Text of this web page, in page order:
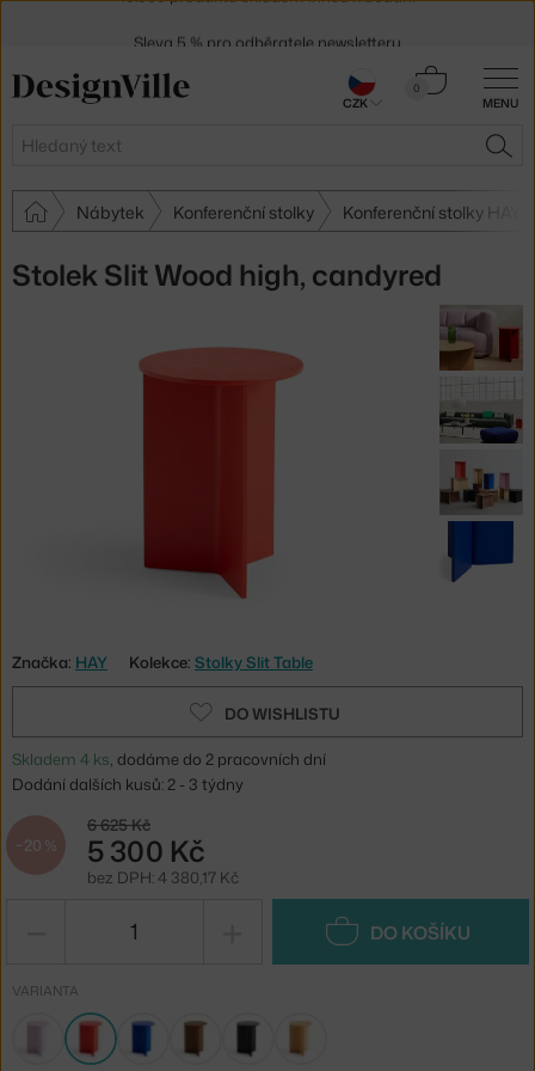
MENU
Hledat
0
Košík
Nábytek Konferenční stolky Konferenční stolky HAY
Stolek Slit Wood high, candyred
Značka: HAY Kolekce: Stolky Slit Table
DO WISHLISTU
Skladem 4 ks, dodáme do 2 pracovních dní
Dodání dalších kusů: 2 - 3 týdny
−20 %
6 625 Kč
5 300 Kč
bez DPH: 4 380,17 Kč
DO KOŠÍKU
VARIANTA
30 dní na vrácení zboží
CZK